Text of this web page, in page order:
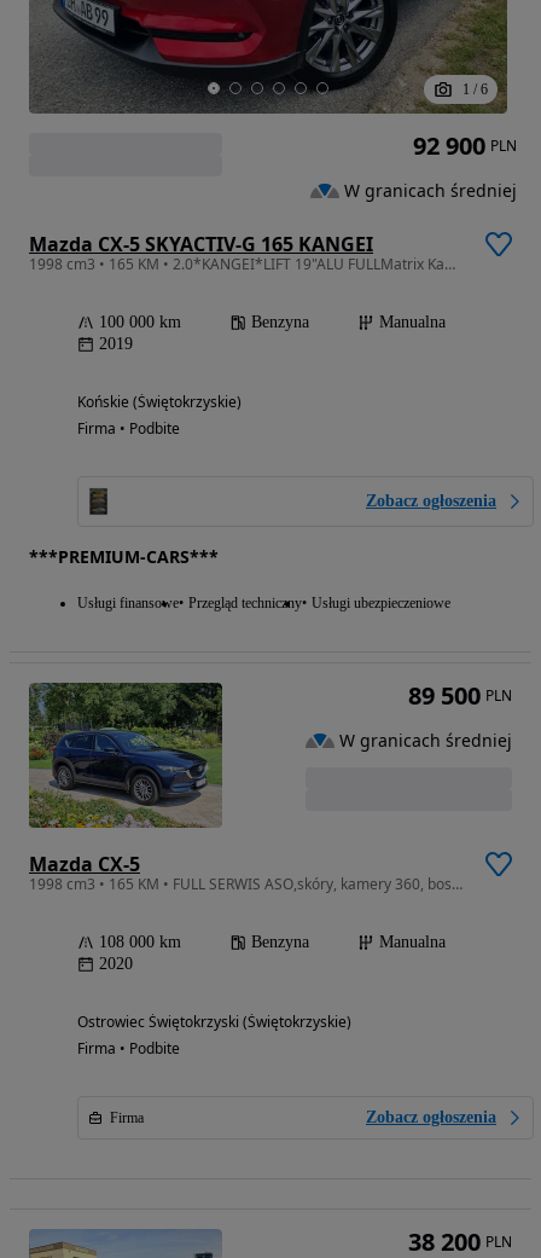
1 / 6
Mazda CX-5 SKYACTIV-G 165 KANGEI
1998 cm3 • 165 KM • 2.0*KANGEI*LIFT 19"ALU FULLMatrix Kamera360 Navi HeadUp Bezkolizyjna
100 000 km Benzyna
Manualna
2019
Końskie (Świętokrzyskie)
Firma • Podbite
Zobacz ogłoszenia
***PREMIUM-CARS***
Usługi finansowe Przegląd techniczny Usługi ubezpieczeniowe
92 900 PLN
W granicach średniej
Mazda CX-5
1998 cm3 • 165 KM • FULL SERWIS ASO,skóry, kamery 360, bose, head up, perłowy kolor
108 000 km Benzyna
Manualna
2020
Ostrowiec Świętokrzyski (Świętokrzyskie)
Firma • Podbite
Firma Zobacz ogłoszenia
89 500 PLN
W granicach średniej
38 200 PLN